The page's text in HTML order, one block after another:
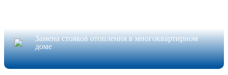
Замена стояков отопления в многоквартирном
доме